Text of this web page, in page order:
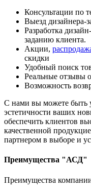
Консультации по
Выезд дизайнера-
Разработка
заданию клиента.
Акции,
скидки
Удобный поиск
Реальные отзывы
Возможность
С нами вы можете быть
эстетичности ваших
обеспечить клиентов
качественной
партнером в выборе и
Преимущества "АСД"
Преимущества